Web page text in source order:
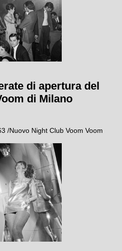
di apertura del
di Milano
/Nuovo Night Club Voom Voom